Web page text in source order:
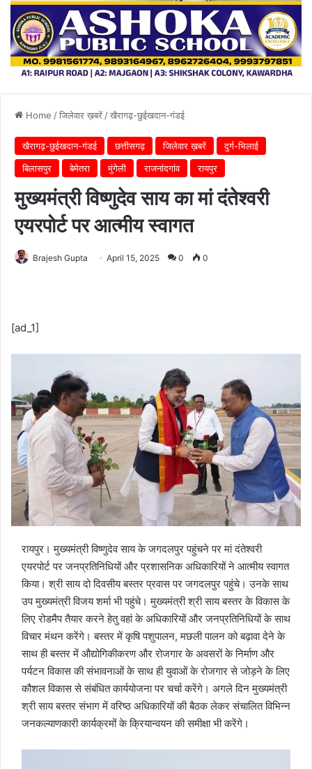
Home /जिलेवार ख़बरें /खैरागढ़-छुईखदान-गंडई
खैरागढ़-छुईखदान-गंडई छत्तीसगढ़ जिलेवार ख़बरें
दुर्ग-भिलाई
बिलासपुर
बेमेतरा मुंगेली राजनांदगांव रायपुर
मुख्यमंत्री विष्णुदेव साय का मां दंतेश्वरी
एयरपोर्ट पर आत्मीय स्वागत
Brajesh Gupta April 15, 2025 0 0
[ad_1]
रायपुर। मुख्यमंत्री विष्णुदेव साय के जगदलपुर पहुंचने पर मां दंतेश्वरी
एयरपोर्ट पर जनप्रतिनिधियों और प्रशासनिक अधिकारियों ने आत्मीय स्वागत
किया। श्री साय दो दिवसीय बस्तर प्रवास पर जगदलपुर पहुंचे। उनके साथ
उप मुख्यमंत्री विजय शर्मा भी पहुंचे। मुख्यमंत्री श्री साय बस्तर के विकास के
लिए रोडमैप तैयार करने हेतु वहां के अधिकारियों और जनप्रतिनिधियों के साथ
विचार मंथन करेंगे। बस्तर में कृषि पशुपालन, मछली पालन को बढ़ावा देने के
साथ ही बस्तर में औद्योगिकीकरण और रोजगार के अवसरों के निर्माण और
पर्यटन विकास की संभावनाओं के साथ ही युवाओं के रोजगार से जोड़ने के लिए
कौशल विकास से संबंधित कार्ययोजना पर चर्चा करेंगे। अगले दिन मुख्यमंत्री
श्री साय बस्तर संभाग में वरिष्ठ अधिकारियों की बैठक लेकर संचालित विभिन्न
जनकल्याणकारी कार्यक्रमों के क्रियान्वयन की समीक्षा भी करेंगे।